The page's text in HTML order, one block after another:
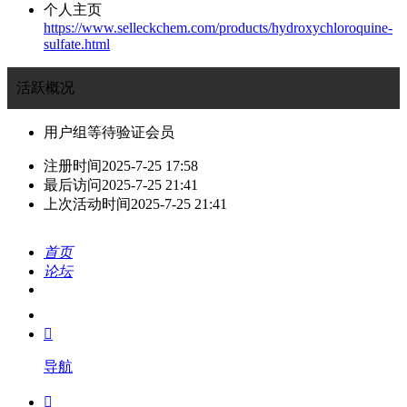
个人主页
https://www.selleckchem.com/products/hydroxychloroquine-
sulfate.html
活跃概况
用户组等待验证会员
注册时间2025-7-25 17:58
最后访问2025-7-25 21:41
上次活动时间2025-7-25 21:41
首页
论坛
我的

导航
